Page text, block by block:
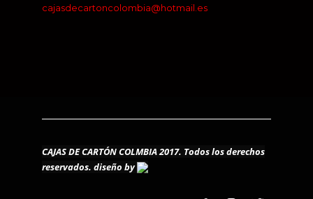
cajasdecartoncolombia@hotmail.es
CAJAS DE CARTÓN COLMBIA 2017. Todos los derechos
reservados. diseño by